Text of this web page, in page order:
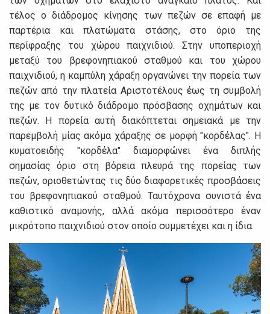
τέλος ο διάδρομος κίνησης των πεζών σε επαφή με
παρτέρια και πλατώματα στάσης, στο όριο της
περίφραξης του χώρου παιχνιδιού. Στην υποπεριοχή
μεταξύ του βρεφονηπιακού σταθμού και του χώρου
παιχνιδιού, η καμπύλη χάραξη οργανώνει την πορεία των
πεζών από την πλατεία Αριστοτέλους έως τη συμβολή
της με τον δυτικό διάδρομο πρόσβασης οχημάτων και
πεζών. Η πορεία αυτή διακόπτεται σημειακά με την
παρεμβολή μίας ακόμα χάραξης σε μορφή "κορδέλας". Η
κυματοειδής "κορδέλα" διαμορφώνει ένα διπλής
σημασίας όριο στη βόρεια πλευρά της πορείας των
πεζών, οριοθετώντας τις δύο διαφορετικές προσβάσεις
του βρεφονηπιακού σταθμού. Ταυτόχρονα συνιστά ένα
καθιστικό αναμονής, αλλά ακόμα περισσότερο έναν
μικρότοπο παιχνιδιού στον οποίο συμμετέχει και η ίδια.